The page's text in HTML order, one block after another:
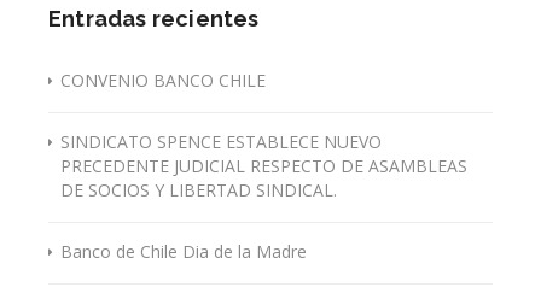
Entradas recientes
CONVENIO BANCO CHILE
SINDICATO SPENCE ESTABLECE NUEVO
PRECEDENTE JUDICIAL RESPECTO DE ASAMBLEAS
DE SOCIOS Y LIBERTAD SINDICAL.
Banco de Chile Dia de la Madre